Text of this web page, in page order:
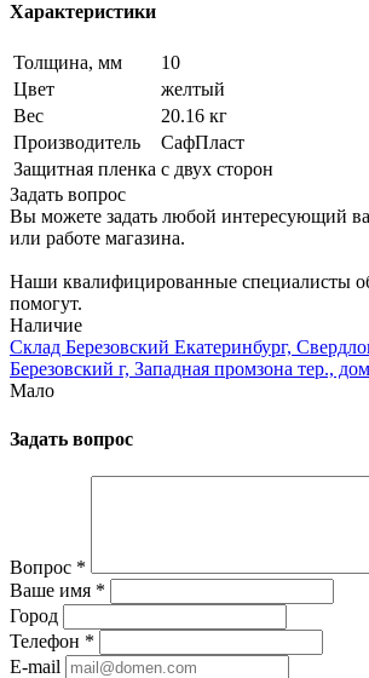
Характеристики
Толщина, мм
10
Цвет
желтый
Вес
20.16 кг
Производитель
СафПласт
Защитная пленка с двух сторон
Задать вопрос
Вы можете задать любой интересующий
или работе магазина.
Наши квалифицированные специалисты
помогут.
Наличие
Склад Березовский Екатеринбург,
Березовский г, Западная промзона тер.,
Мало
Задать вопрос
Вопрос *
Ваше имя *
Город
Телефон *
E-mail